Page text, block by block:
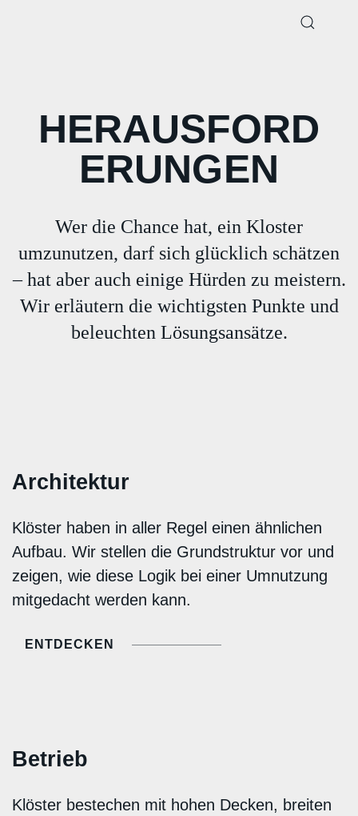
HERAUSFORD
ERUNGEN
Wer die Chance hat, ein Kloster
umzunutzen, darf sich glücklich schätzen
– hat aber auch einige Hürden zu meistern.
Wir erläutern die wichtigsten Punkte und
beleuchten Lösungsansätze.
Architektur
Klöster haben in aller Regel einen ähnlichen
Aufbau. Wir stellen die Grundstruktur vor und
zeigen, wie diese Logik bei einer Umnutzung
mitgedacht werden kann.
ENTDECKEN
Betrieb
Klöster bestechen mit hohen Decken, breiten